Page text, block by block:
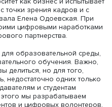
характер и быть
инфраструктуры, ее
— отметил Александр
необходимо повысить
решений в
нужно обеспечить
продуктов, которые
организации. Кроме
и применение в